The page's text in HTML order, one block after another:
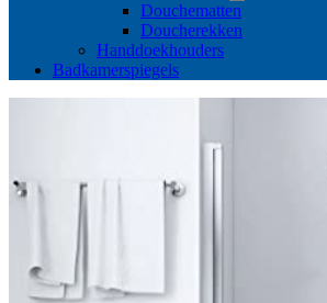
Douchematten
Doucherekken
Handdoekhouders
Badkamerspiegels